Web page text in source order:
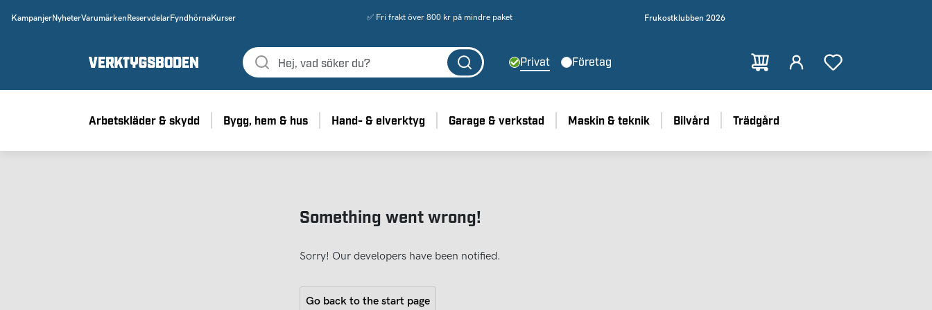
KampanjerNyheterVarumärken ReservdelarFyndhörnaKurser ✅ Fri frakt över 800 kr på mindre paket Frukostklubben 2026
Privat Företag
Arbetskläder & skydd Bygg, hem & hus Hand- & elverktyg Garage & verkstad Maskin & teknik Bilvård Trädgård
Something went wrong!
Sorry! Our developers have been notified.
Go back to the start page